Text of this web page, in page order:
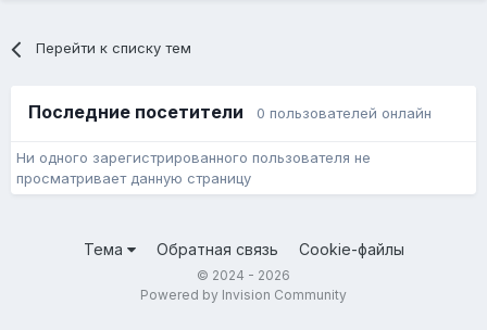
Перейти к списку тем
Последние посетители 0 пользователей онлайн
Ни одного зарегистрированного пользователя не
просматривает данную страницу
Тема Обратная связь Cookie-файлы
© 2024 - 2026
Powered by Invision Community